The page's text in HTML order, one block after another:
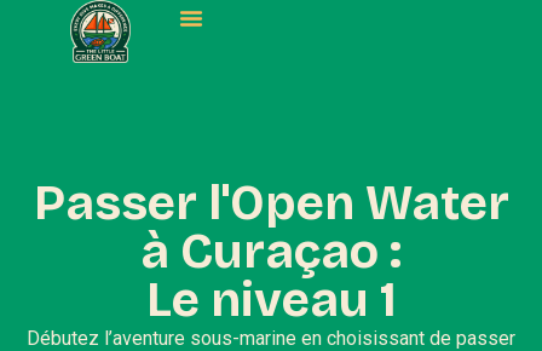
Passer l'Open Water
à Curaçao :
Le niveau 1
Débutez l’aventure sous-marine en choisissant de passer